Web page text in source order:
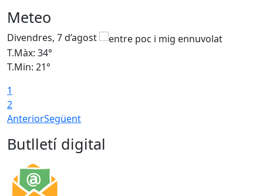
Meteo
Divendres, 7 d’agost
T.Màx: 34°
T.Min: 21°
1
2
AnteriorSegüent
Butlletí digital